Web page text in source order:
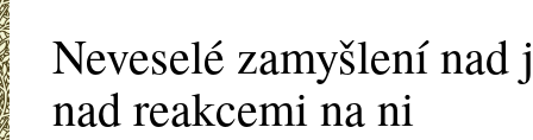
Neveselé zamyšlení
nad reakcemi na ni